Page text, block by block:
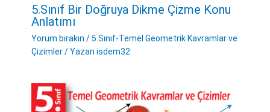
5.Sınıf Bir Doğruya Dikme Çizme Konu
Anlatımı
Yorum bırakın /5.Sınıf-Temel Geometrik Kavramlar ve
Çizimler/ Yazan isdem32